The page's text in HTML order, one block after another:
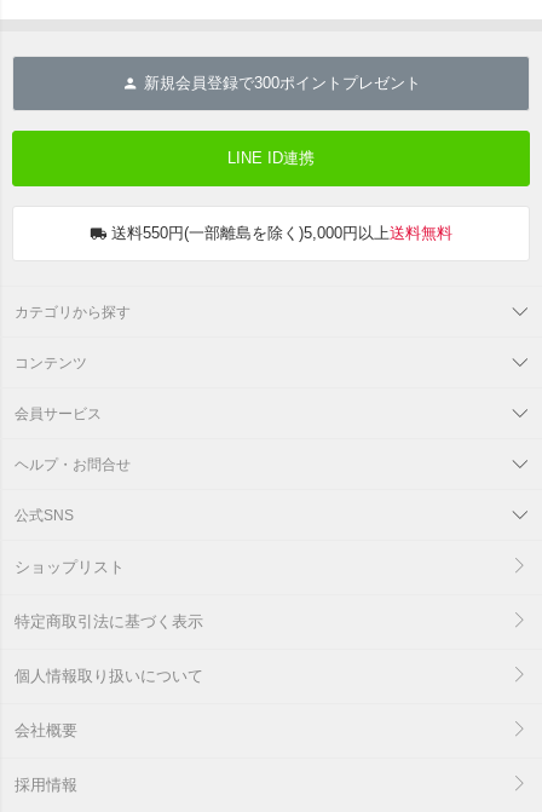
新規会員登録で300ポイントプレゼント
LINE ID連携
送料550円(一部離島を除く)5,000円以上送料無料
カテゴリから探す
コンテンツ
会員サービス
ヘルプ・お問合せ
公式SNS
ショップリスト
特定商取引法に基づく表示
個人情報取り扱いについて
会社概要
採用情報